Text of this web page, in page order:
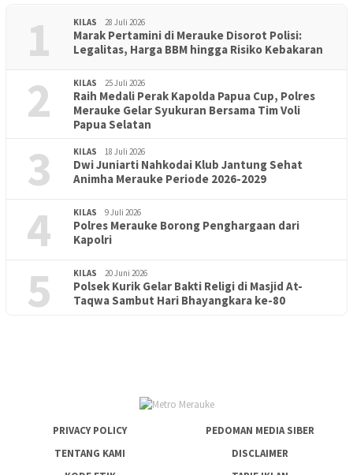
1 KILAS 28 Juli 2026
Marak Pertamini di Merauke Disorot Polisi:
Legalitas, Harga BBM hingga Risiko Kebakaran
2 KILAS 25 Juli 2026
Raih Medali Perak Kapolda Papua Cup, Polres
Merauke Gelar Syukuran Bersama Tim Voli
Papua Selatan
3 KILAS 18 Juli 2026
Dwi Juniarti Nahkodai Klub Jantung Sehat
Animha Merauke Periode 2026-2029
4 KILAS 9 Juli 2026
Polres Merauke Borong Penghargaan dari
Kapolri
5 KILAS 20 Juni 2026
Polsek Kurik Gelar Bakti Religi di Masjid At-
Taqwa Sambut Hari Bhayangkara ke-80
PENDIDIKAN 18 Juni 2026
Lepas Puluhan Peserta Didik, TK Yapis 2 Merauke Siapkan
PRIVACY POLICY
PEDOMAN MEDIA SIBER
TENTANG KAMI
DISCLAIMER